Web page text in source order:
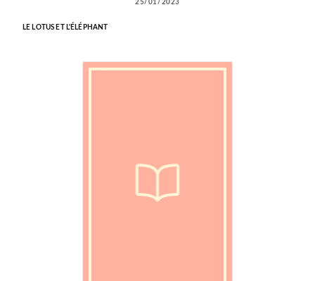
25/01/2023
LE LOTUS ET L'ÉLÉPHANT